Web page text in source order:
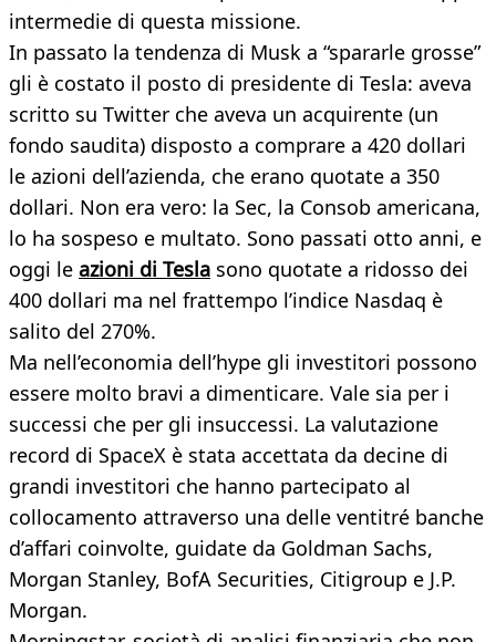
intermedie di questa missione.
In passato la tendenza di Musk a “spararle grosse”
gli è costato il posto di presidente di Tesla: aveva
scritto su Twitter che aveva un acquirente (un
fondo saudita) disposto a comprare a 420 dollari
le azioni dell’azienda, che erano quotate a 350
dollari. Non era vero: la Sec, la Consob americana,
lo ha sospeso e multato. Sono passati otto anni, e
oggi le azioni di Tesla sono quotate a ridosso dei
400 dollari ma nel frattempo l’indice Nasdaq è
salito del 270%.
Ma nell’economia dell’hype gli investitori possono
essere molto bravi a dimenticare. Vale sia per i
successi che per gli insuccessi. La valutazione
record di SpaceX è stata accettata da decine di
grandi investitori che hanno partecipato al
collocamento attraverso una delle ventitré banche
d’affari coinvolte, guidate da Goldman Sachs,
Morgan Stanley, BofA Securities, Citigroup e J.P.
Morgan.